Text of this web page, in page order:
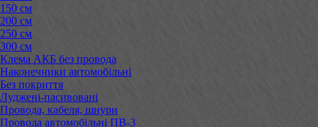
150 см
200 см
250 см
300 см
Клема АКБ без провода
Наконечники автомобільні
Без покриття
Луджені-пасивовані
Провода, кабеля, шнури
Провода автомобільні ПВ-3